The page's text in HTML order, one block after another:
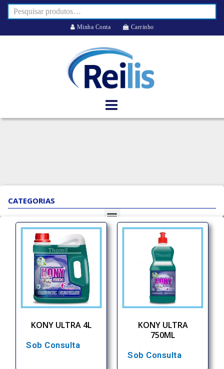
Minha Conta Carrinho
CATEGORIAS
KONY ULTRA 4L
Sob Consulta
KONY ULTRA
750ML
Sob Consulta